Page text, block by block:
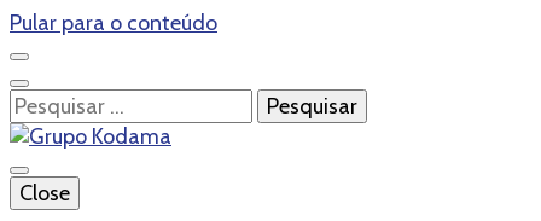
Pular para o conteúdo
Pesquisar
por:
Blog – Grupo Kodama
Close